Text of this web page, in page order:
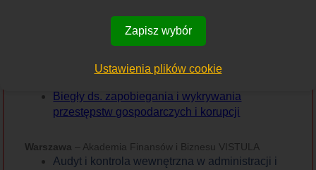
Audyt wewnętrzny i kontrola zarządcza
Koordynator kontroli zarządczej w administracji
Biegły ds. zapobiegania i wykrywania
przestępstw gospodarczych i korupcji
Warszawa – Akademia Finansów i Biznesu VISTULA
Audyt i kontrola wewnętrzna w administracji i
Zapisz wybór
Ustawienia plików cookie